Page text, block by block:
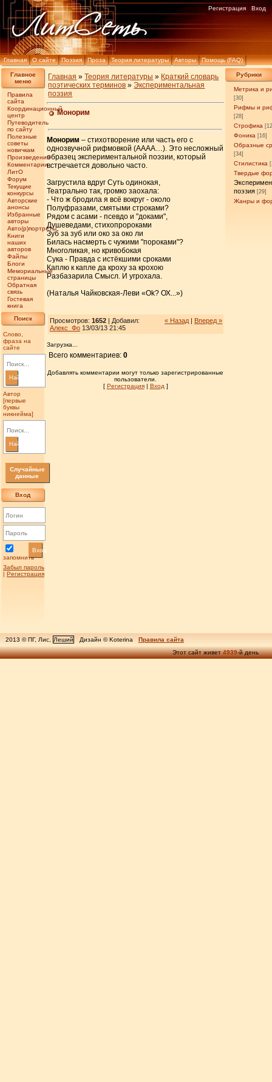
Главная О сайте Поэзия Проза Теория литературы Авторы Помощь (FAQ)
Регистрация Вход
Главное
меню
Правила
сайта
Координационный
центр
Путеводитель
по сайту
Полезные
советы
новичкам
Произведения
Комментарии
ЛитО
Форум
Текущие
конкурсы
Авторские
анонсы
Избранные
авторы
Авто(р)портреты
Книги
наших
авторов
Файлы
Блоги
Мемориальные
страницы
Обратная
связь
Гостевая
книга
Поиск
Слово,
фраза на
сайте
Найти
Автор
[первые
буквы
никнейма]
Найти
Случайные
данные
Вход
запомнить
Вход
Забыл пароль
| Регистрация
Рубрики
Метрика и
[30]
Рифмы и
[28]
Строфика
Фоника [16]
Образные
[34]
Стилистика
Твердые
поэзия [29]
Жанры и
Главная »Теория литературы » Краткий словарь
поэтических терминов »Экспериментальная
поэзия
Монорим
Монорим – стихотворение или часть его с
однозвучной рифмовкой (АААА…). Это несложный
образец экспериментальной поэзии, который
встречается довольно часто.
Загрустила вдруг Суть одинокая,
Театрально так, громко заохала:
- Что ж бродила я всё вокруг - около
Полуфразами, смятыми строками?
Рядом с асами - псевдо и "доками",
Душеведами, стихопророками
Зуб за зуб или око за око ли
Билась насмерть с чужими "пороками"?
Многоликая, но кривобокая
Сука - Правда с истёкшими сроками
Каплю к капле да кроху за крохою
Разбазарила Смысл. И угрохала.
(Наталья Чайковская-Леви «Ok? ОХ...»)
« Назад | Вперед »
Просмотров: 1652| Добавил:
Алекс_Фо13/03/13 21:45
Загрузка...
Всего комментариев:0
Добавлять комментарии могут только зарегистрированные
пользователи.
[ Регистрация| Вход ]
2013 © ПГ, Лис, Леший Дизайн © Koterina
Правила сайта
Этот сайт живет4939-й день